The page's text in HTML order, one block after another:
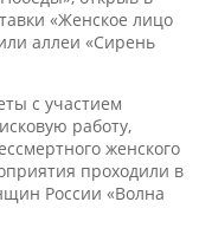
«Женское лицо
аллеи «Сирень
с участием
работу,
женского
проходили в
России «Волна